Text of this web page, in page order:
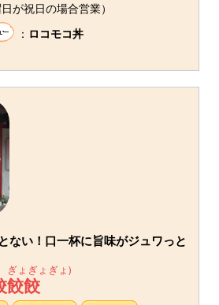
が祝日の場合営業）
： ロコモコ丼
ない！口一杯に旨味がジュワっと
ぎょぎょぎょ)
餃